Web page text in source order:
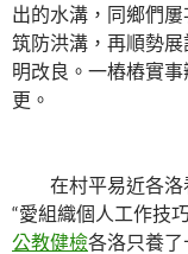
出的水溝，同鄉們
筑防洪溝，再順勢
明改良。一樁樁實
更。
在村平易近各洛
“愛組織個人工作技
公教健檢各洛只養